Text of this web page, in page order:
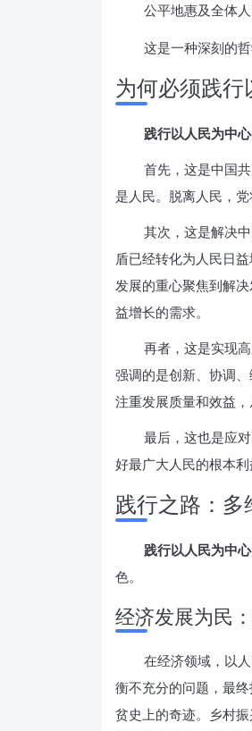
公平地惠及全体
这是一种深刻的
为何必须践行
践行以人民为中
首先，这是中国
是人民。脱离人民，
其次，这是解决
盾已经转化为人民日
发展的重心聚焦到解
益增长的需求。
再者，这是实现
强调的是创新、协调
注重发展质量和效益，
最后，这也是应
好最广大人民的根本
践行之路：
践行以人民为中
色。
经济发展为民
在经济领域，以
衡不充分的问题，最
贫史上的奇迹。乡村